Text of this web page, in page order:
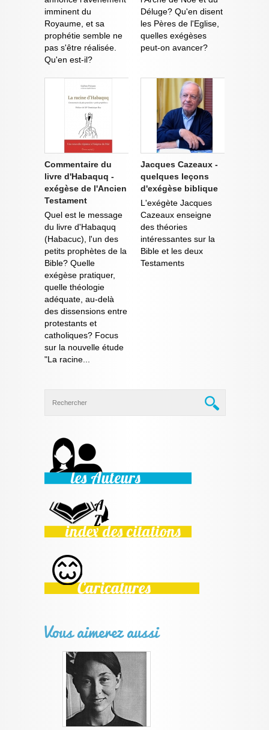
imminent du
Royaume, et sa
prophétie semble ne
pas s'être réalisée.
Qu'en est-il?
Déluge? Qu'en disent
les Pères de l'Eglise,
quelles exégèses
peut-on avancer?
Commentaire du
livre d'Habaquq -
exégèse de l'Ancien
Testament
Quel est le message
du livre d'Habaquq
(Habacuc), l'un des
petits prophètes de la
Bible? Quelle
exégèse pratiquer,
quelle théologie
adéquate, au-delà
des dissensions entre
protestants et
catholiques? Focus
sur la nouvelle étude
"La racine...
Jacques Cazeaux -
quelques leçons
d'exégèse biblique
L'exégète Jacques
Cazeaux enseigne
des théories
intéressantes sur la
Bible et les deux
Testaments
Vous aimerez aussi